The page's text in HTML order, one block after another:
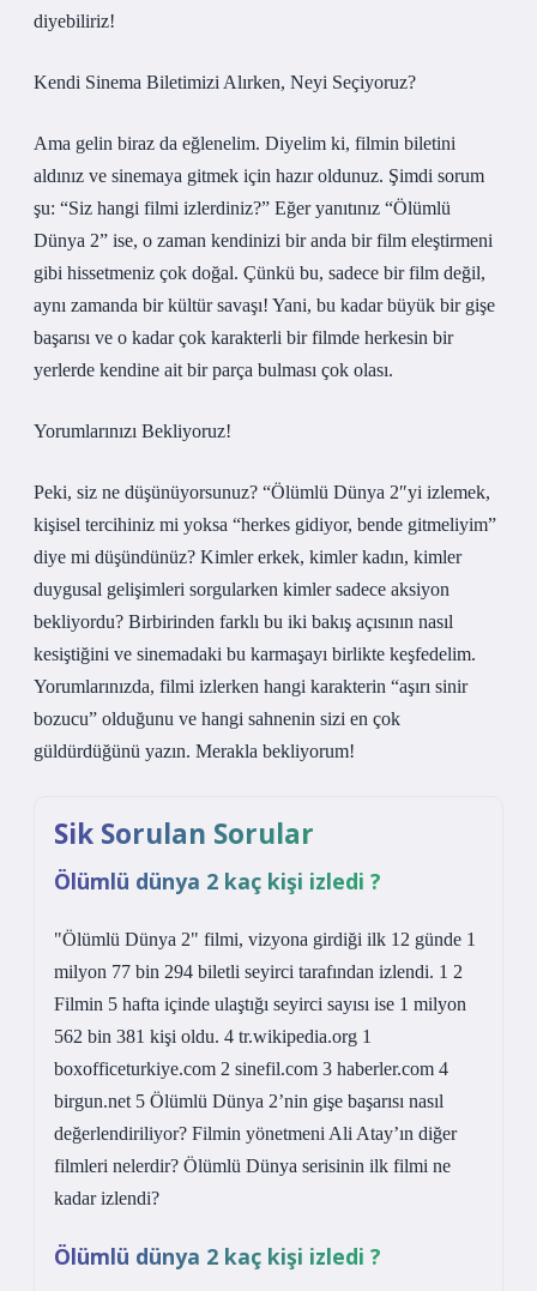
diyebiliriz!
Kendi Sinema Biletimizi Alırken, Neyi Seçiyoruz?
Ama gelin biraz da eğlenelim. Diyelim ki, filmin biletini
aldınız ve sinemaya gitmek için hazır oldunuz. Şimdi sorum
şu: “Siz hangi filmi izlerdiniz?” Eğer yanıtınız “Ölümlü
Dünya 2” ise, o zaman kendinizi bir anda bir film eleştirmeni
gibi hissetmeniz çok doğal. Çünkü bu, sadece bir film değil,
aynı zamanda bir kültür savaşı! Yani, bu kadar büyük bir gişe
başarısı ve o kadar çok karakterli bir filmde herkesin bir
yerlerde kendine ait bir parça bulması çok olası.
Yorumlarınızı Bekliyoruz!
Peki, siz ne düşünüyorsunuz? “Ölümlü Dünya 2″yi izlemek,
kişisel tercihiniz mi yoksa “herkes gidiyor, bende gitmeliyim”
diye mi düşündünüz? Kimler erkek, kimler kadın, kimler
duygusal gelişimleri sorgularken kimler sadece aksiyon
bekliyordu? Birbirinden farklı bu iki bakış açısının nasıl
kesiştiğini ve sinemadaki bu karmaşayı birlikte keşfedelim.
Yorumlarınızda, filmi izlerken hangi karakterin “aşırı sinir
bozucu” olduğunu ve hangi sahnenin sizi en çok
güldürdüğünü yazın. Merakla bekliyorum!
Sik Sorulan Sorular
Ölümlü dünya 2 kaç kişi izledi ?
"Ölümlü Dünya 2" filmi, vizyona girdiği ilk 12 günde 1
milyon 77 bin 294 biletli seyirci tarafından izlendi. 1 2
Filmin 5 hafta içinde ulaştığı seyirci sayısı ise 1 milyon
562 bin 381 kişi oldu. 4 tr.wikipedia.org 1
boxofficeturkiye.com 2 sinefil.com 3 haberler.com 4
birgun.net 5 Ölümlü Dünya 2’nin gişe başarısı nasıl
değerlendiriliyor? Filmin yönetmeni Ali Atay’ın diğer
filmleri nelerdir? Ölümlü Dünya serisinin ilk filmi ne
kadar izlendi?
Ölümlü dünya 2 kaç kişi izledi ?